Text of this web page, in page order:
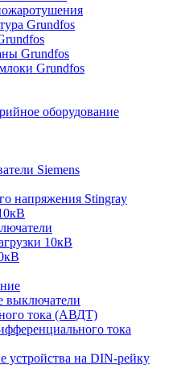
Grundfos
Grundfos
Grundfos
оборудование
Siemens
напряжения Stingray
10кВ
выключатели
тока (АВДТ)
тока
устройства на DIN-рейку